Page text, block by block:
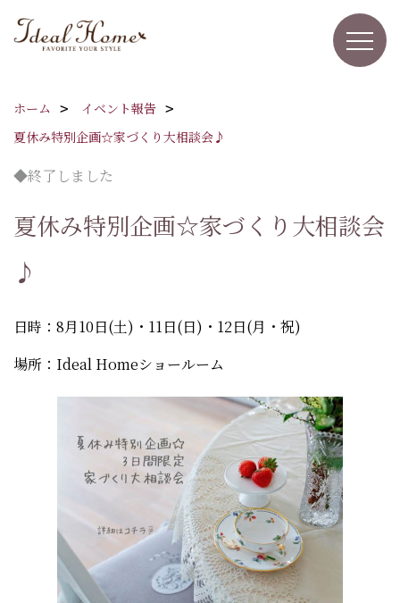
ホーム
イベント報告
夏休み特別企画☆家づくり大相談会♪
◆終了しました
夏休み特別企画☆家づくり大相談会
♪
日時：8月10日(土)・11日(日)・12日(月・祝)
場所：Ideal Homeショールーム